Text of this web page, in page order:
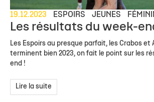
19.12.2023 ESPOIRS JEUNES
Les résultats du week-
Les Espoirs au presque parfait, les Crabos et
terminent bien 2023, on fait le point sur les
end !
Lire la suite